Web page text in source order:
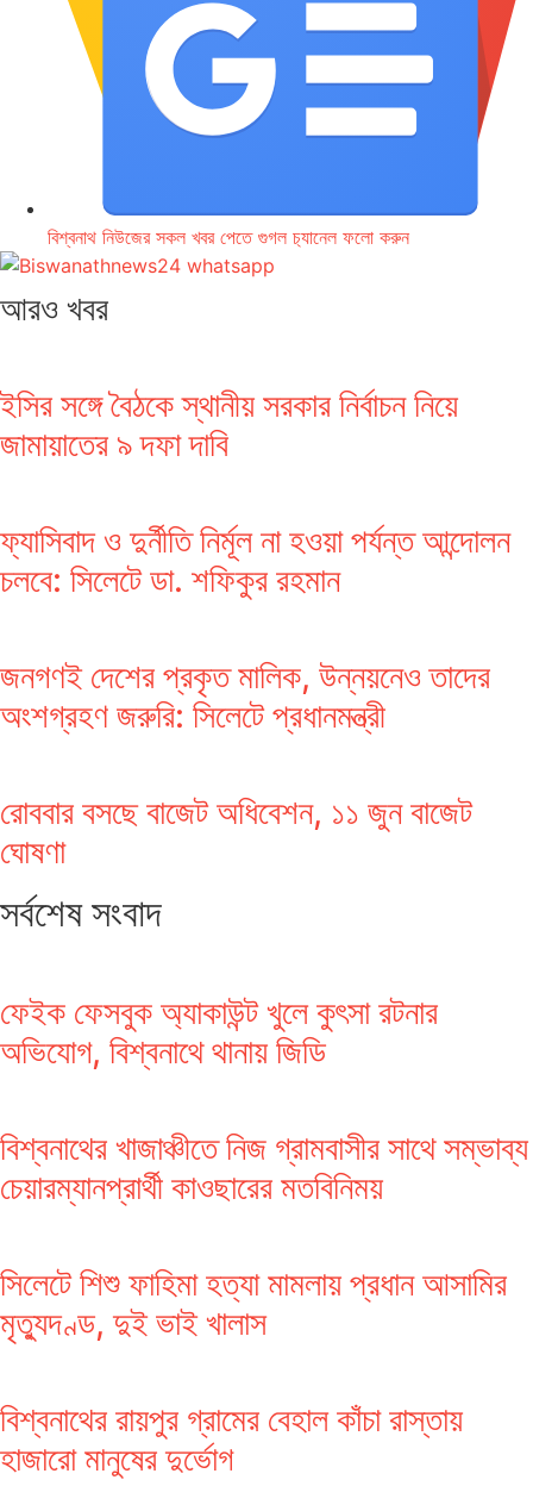
বিশ্বনাথ নিউজের সকল খবর পেতে গুগল চ‌্যানেল ফলো করুন
আরও খবর
ইসির সঙ্গে বৈঠকে স্থানীয় সরকার নির্বাচন নিয়ে
জামায়াতের ৯ দফা দাবি
ফ্যাসিবাদ ও দুর্নীতি নির্মূল না হওয়া পর্যন্ত আন্দোলন
চলবে: সিলেটে ডা. শফিকুর রহমান
জনগণই দেশের প্রকৃত মালিক, উন্নয়নেও তাদের
অংশগ্রহণ জরুরি: সিলেটে প্রধানমন্ত্রী
রোববার বসছে বাজেট অধিবেশন, ১১ জুন বাজেট
ঘোষণা
সর্বশেষ সংবাদ
ফেইক ফেসবুক অ্যাকাউন্ট খুলে কুৎসা রটনার
অভিযোগ, বিশ্বনাথে থানায় জিডি
বিশ্বনাথের খাজাঞ্চীতে নিজ গ্রামবাসীর সাথে সম্ভাব্য
চেয়ারম্যানপ্রার্থী কাওছারের মতবিনিময়
সিলেটে শিশু ফাহিমা হত্যা মামলায় প্রধান আসামির
মৃত্যুদণ্ড, দুই ভাই খালাস
বিশ্বনাথের রায়পুর গ্রামের বেহাল কাঁচা রাস্তায়
হাজারো মানুষের দুর্ভোগ